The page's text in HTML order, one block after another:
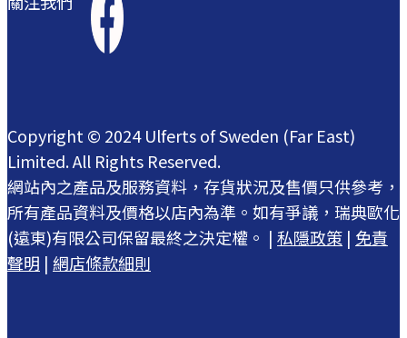
Copyright © 2024 Ulferts of Sweden (Far East)
Limited. All Rights Reserved.
網站內之產品及服務資料，存貨狀況及售價只供參考，
所有產品資料及價格以店內為準。如有爭議，瑞典歐化
(遠東)有限公司保留最終之決定權。 | 私隱政策 | 免責
聲明 | 網店條款細則